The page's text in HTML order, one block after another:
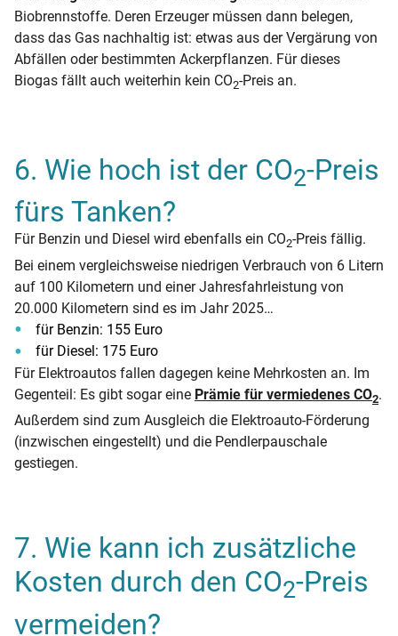
Biobrennstoffe. Deren Erzeuger müssen dann belegen,
dass das Gas nachhaltig ist: etwas aus der Vergärung von
Abfällen oder bestimmten Ackerpflanzen. Für dieses
Biogas fällt auch weiterhin kein CO2-Preis an.
6. Wie hoch ist der CO2-Preis
fürs Tanken?
Für Benzin und Diesel wird ebenfalls ein CO2-Preis fällig.
Bei einem vergleichsweise niedrigen Verbrauch von 6 Litern
auf 100 Kilometern und einer Jahresfahrleistung von
20.000 Kilometern sind es im Jahr 2025…
für Benzin: 155 Euro
für Diesel: 175 Euro
Für Elektroautos fallen dagegen keine Mehrkosten an. Im
Gegenteil: Es gibt sogar eine Prämie für vermiedenes CO2.
Außerdem sind zum Ausgleich die Elektroauto-Förderung
(inzwischen eingestellt) und die Pendlerpauschale
gestiegen.
7. Wie kann ich zusätzliche
Kosten durch den CO2-Preis
vermeiden?